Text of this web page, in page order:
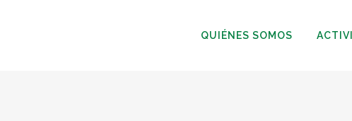
QUIÉNES SOMOS